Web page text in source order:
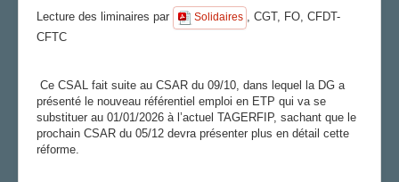
ADHÉRER
Lecture des liminaires par Solidaires , CGT, FO, CFDT-
CFTC
Ce CSAL fait suite au CSAR du 09/10, dans lequel la DG a
présenté le nouveau référentiel emploi en ETP qui va se
substituer au 01/01/2026 à l’actuel TAGERFIP, sachant que le
prochain CSAR du 05/12 devra présenter plus en détail cette
réforme.